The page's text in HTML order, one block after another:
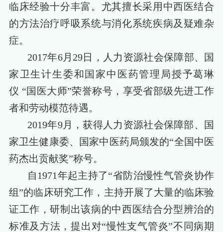
临床经验十分丰富。尤其擅长采用中西医结合
的方法治疗呼吸系统与消化系统疾病及疑难杂
症。
2017年6月 29日，人力资源社会保障部、国
家卫生计生委和国家中医药管理局授予葛琳
仪 “国医大师”荣誉称号，享受省部级先进工作
者和劳动模范待遇。
2019年9月，获得人力资源社会保障部、国
家卫生健康委、国家中医药局颁发的“全国中医
药杰出贡献奖”称号。
自1971年起主持了“省防治慢性气管炎协作
组”的临床研究工作，主持开展了大量的临床验
证工作，研制出该病的中西医结合分型辨治的
标准及方法，提出对“慢性支气管炎”不同病期